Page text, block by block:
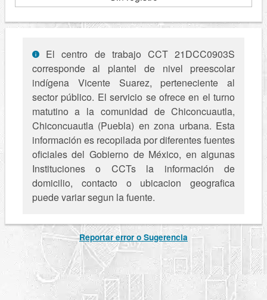
El centro de trabajo CCT 21DCC0903S
corresponde al plantel de nivel preescolar
indígena Vicente Suarez, perteneciente al
sector público. El servicio se ofrece en el turno
matutino a la comunidad de Chiconcuautla,
Chiconcuautla (Puebla) en zona urbana. Esta
información es recopilada por diferentes fuentes
oficiales del Gobierno de México, en algunas
Instituciones o CCTs la información de
domicilio, contacto o ubicacion geografica
puede variar segun la fuente.
Reportar error o Sugerencia